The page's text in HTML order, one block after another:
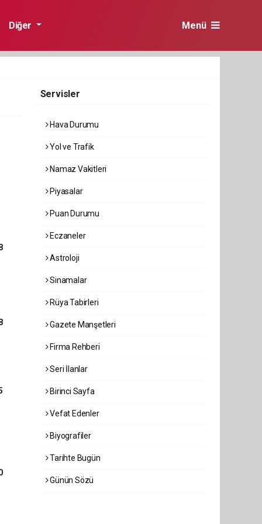
Diğer Menü
Servisler
Hava Durumu
Yol ve Trafik
Namaz Vakitleri
Piyasalar
Puan Durumu
Eczaneler
Astroloji
Sinamalar
Rüya Tabirleri
Gazete Manşetleri
Firma Rehberi
Seri İlanlar
Birinci Sayfa
Vefat Edenler
Biyografiler
Tarihte Bugün
Günün Sözü